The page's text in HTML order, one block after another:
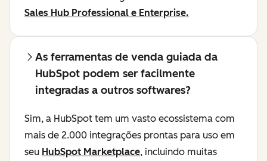
Sales Hub Professional e Enterprise.
As ferramentas de venda guiada da
HubSpot podem ser facilmente
integradas a outros softwares?
Sim, a HubSpot tem um vasto ecossistema com
mais de 2.000 integrações prontas para uso em
seu HubSpot Marketplace, incluindo muitas